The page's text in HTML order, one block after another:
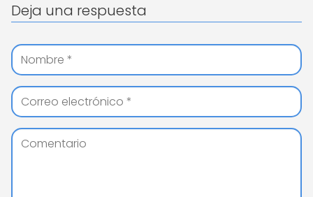
Deja una respuesta